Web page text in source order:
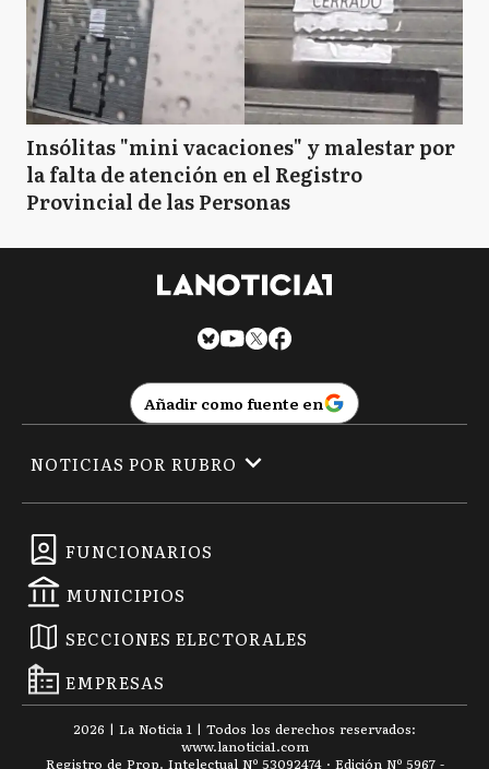
Insólitas "mini vacaciones" y malestar por
la falta de atención en el Registro
Provincial de las Personas
Añadir como fuente en
FUNCIONARIOS
MUNICIPIOS
SECCIONES ELECTORALES
EMPRESAS
NOTICIAS POR RUBRO
2026 | La Noticia 1 | Todos los derechos reservados:
www.lanoticia1.com
Registro de Prop. Intelectual Nº 53092474 · Edición Nº 5967 -